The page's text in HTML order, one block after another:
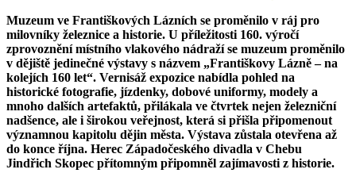
Muzeum ve Františkových Lázních se proměnilo v ráj pro
milovníky železnice a historie. U příležitosti 160. výročí
zprovoznění místního vlakového nádraží se muzeum proměnilo
v dějiště jedinečné výstavy s názvem „Františkovy Lázně – na
kolejích 160 let“. Vernisáž expozice nabídla pohled na
historické fotografie, jízdenky, dobové uniformy, modely a
mnoho dalších artefaktů, přilákala ve čtvrtek nejen železniční
nadšence, ale i širokou veřejnost, která si přišla připomenout
významnou kapitolu dějin města. Výstava zůstala otevřena až
do konce října. Herec Západočeského divadla v Chebu
Jindřich Skopec přítomným připomněl zajímavosti z historie.